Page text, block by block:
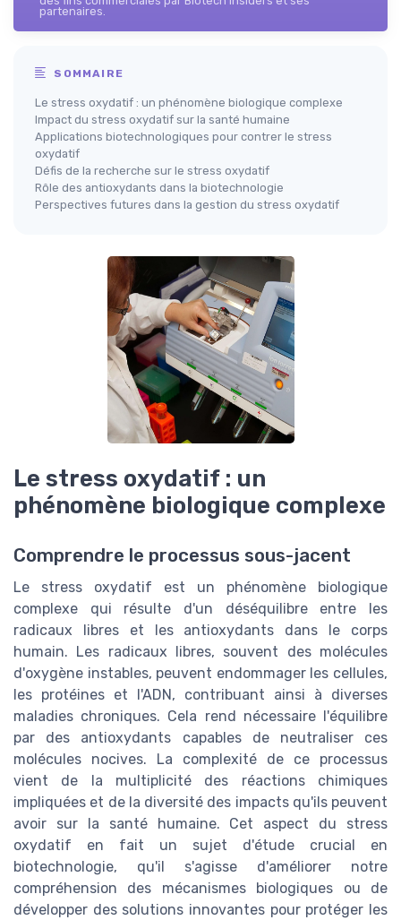
partenaires.
SOMMAIRE
Le stress oxydatif : un phénomène biologique complexe
Impact du stress oxydatif sur la santé humaine
Applications biotechnologiques pour contrer le stress
oxydatif
Défis de la recherche sur le stress oxydatif
Rôle des antioxydants dans la biotechnologie
Perspectives futures dans la gestion du stress oxydatif
Le stress oxydatif : un
phénomène biologique complexe
Comprendre le processus sous-jacent
Le stress oxydatif est un phénomène biologique
complexe qui résulte d'un déséquilibre entre les
radicaux libres et les antioxydants dans le corps
humain. Les radicaux libres, souvent des molécules
d'oxygène instables, peuvent endommager les cellules,
les protéines et l'ADN, contribuant ainsi à diverses
maladies chroniques. Cela rend nécessaire l'équilibre
par des antioxydants capables de neutraliser ces
molécules nocives. La complexité de ce processus
vient de la multiplicité des réactions chimiques
impliquées et de la diversité des impacts qu'ils peuvent
avoir sur la santé humaine. Cet aspect du stress
oxydatif en fait un sujet d'étude crucial en
biotechnologie, qu'il s'agisse d'améliorer notre
compréhension des mécanismes biologiques ou de
développer des solutions innovantes pour protéger les